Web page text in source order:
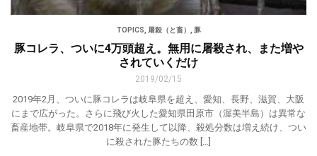
TOPICS, 屠殺（と畜） , 豚
豚コレラ、ついに4万頭超え。無用に屠殺され、また増や
されていくだけ
2019/02/15
2019年2月、ついに豚コレラは岐阜県を超え、愛知、長野、滋賀、大阪
にまで広がった。さらに飛び火した愛知県田原市（渥美半島）は異常な
畜産地帯。岐阜県で2018年に発生して以降、殺処分数は増え続け、つい
に殺された豚たちの数 […]